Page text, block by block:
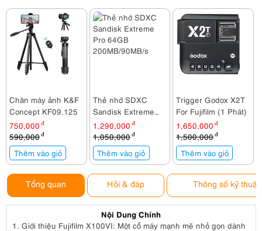
Chân máy ảnh K&F
Concept KF09.125
750,000 đ
590,000đ
Thêm vào giỏ
Thẻ nhớ SDXC
Sandisk Extreme
Pro 64GB
200MB/90MB/s
1,290,000 đ
1,050,000 đ
Thêm vào giỏ
Trigger Godox X2T
For Fujifilm (1 Phát)
1,650,000 đ
1,500,000đ
Thêm vào giỏ
Tổng quan Hỏi & đáp Thông số kỹ thuật
Nội Dung Chính
1. Giới thiệu Fujifilm X100VI: Một cỗ máy mạnh mẽ nhỏ gọn dành